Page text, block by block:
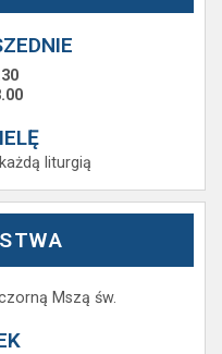
liturgią
Mszą św.